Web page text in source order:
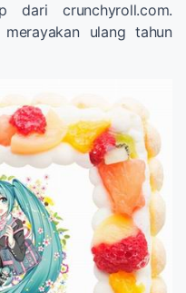
dari crunchyroll.com.
ulang tahun